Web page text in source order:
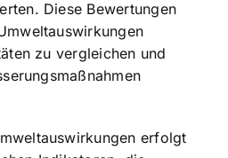
Diese Bewertungen
zu vergleichen und
erfolgt